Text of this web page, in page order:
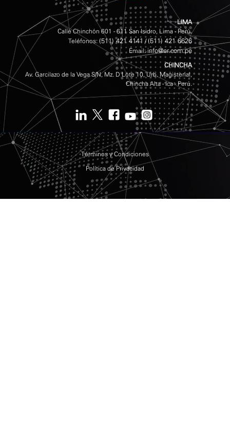
LIMA
Calle Chinchón 601 - 611 San Isidro, Lima - Perú.
Teléfonos: (511) 421 4141 /(511) 421 6626
Email:info@er.com.pe
CHINCHA
Av. Garcilazo de la Vega S/N, Mz. D Lote 10, Urb. Magisterial,
Chincha Alta - Ica - Perú.
Términos y Condiciones
Política de Privacidad